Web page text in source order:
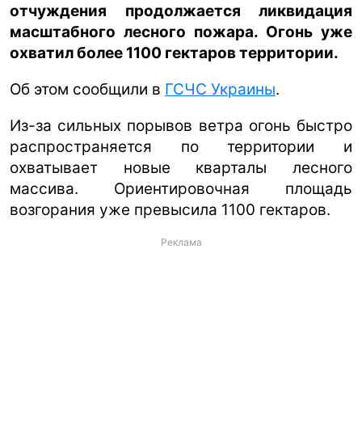
отчуждения продолжается ликвидация
масштабного лесного пожара. Огонь уже
охватил более 1100 гектаров территории.
Об этом сообщили в ГСЧС Украины.
Из-за сильных порывов ветра огонь быстро
распространяется по территории и
охватывает новые кварталы лесного
массива. Ориентировочная площадь
возгорания уже превысила 1100 гектаров.
Реклама